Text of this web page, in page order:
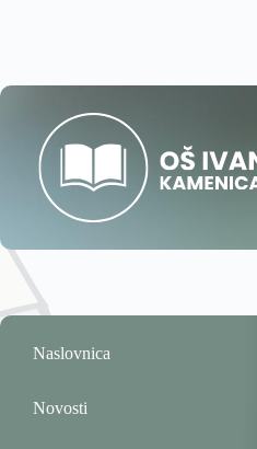
Naslovnica
Novosti